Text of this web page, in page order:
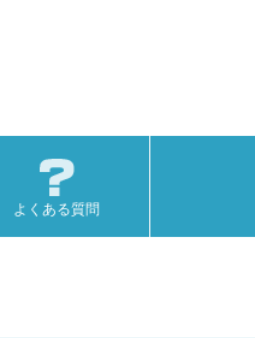
よくある質問